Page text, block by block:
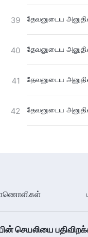
39 தேவனுடைய
40 தேவனுடைய
41 தேவனுடைய
42 தேவனுடைய
செயலியை